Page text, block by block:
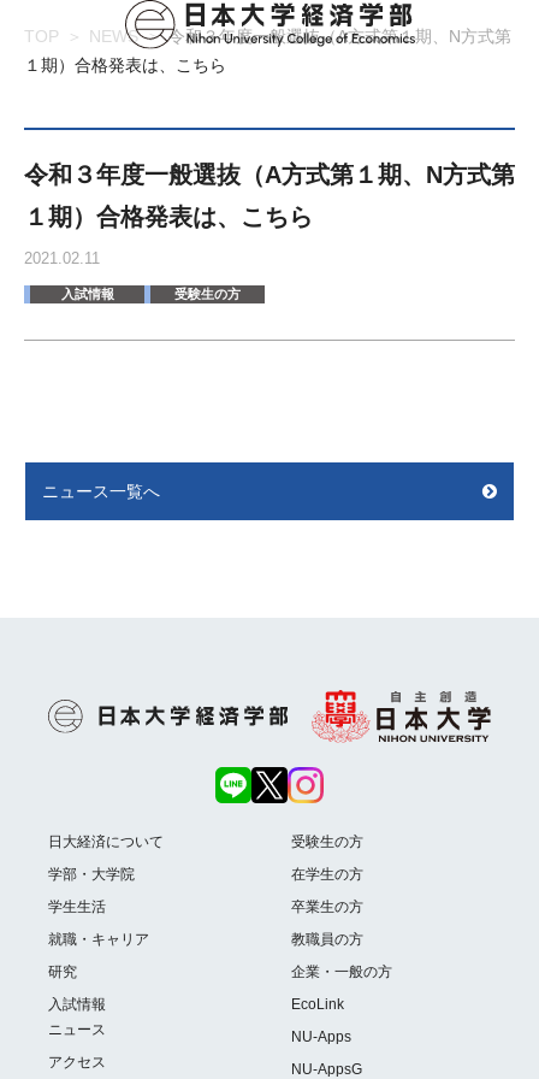
TOP NEWS
令和３年度一般選抜（A方式第１期、N方式第
１期）合格発表は、こちら
令和３年度一般選抜（A方式第１期、N方式第
１期）合格発表は、こちら
2021.02.11
入試情報 受験生の方
ニュース一覧へ
日大経済について
学部・大学院
学生生活
就職・キャリア
研究
入試情報
ニュース
アクセス
受験生の方
在学生の方
卒業生の方
教職員の方
企業・一般の方
EcoLink
NU-Apps
NU-AppsG